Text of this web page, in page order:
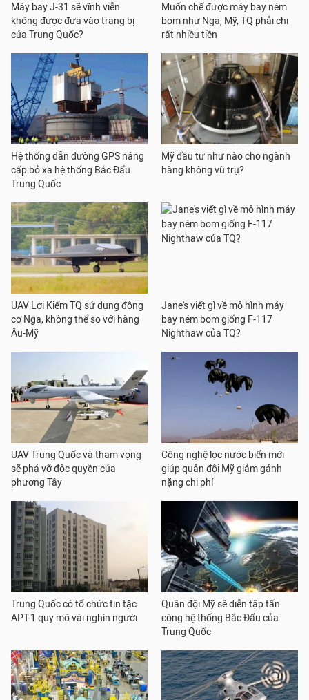
Máy bay J-31 sẽ vĩnh viễn
không được đưa vào trang bị
của Trung Quốc?
Muốn chế được máy bay ném
bom như Nga, Mỹ, TQ phải chi
rất nhiều tiền
Hệ thống dẫn đường GPS nâng
cấp bỏ xa hệ thống Bắc Đẩu
Trung Quốc
Mỹ đầu tư như nào cho ngành
hàng không vũ trụ?
UAV Lợi Kiếm TQ sử dụng động
cơ Nga, không thể so với hàng
Âu-Mỹ
Jane's viết gì về mô hình máy
bay ném bom giống F-117
Nighthaw của TQ?
UAV Trung Quốc và tham vọng
sẽ phá vỡ độc quyền của
phương Tây
Công nghệ lọc nước biển mới
giúp quân đội Mỹ giảm gánh
nặng chi phí
Trung Quốc có tổ chức tin tặc
APT-1 quy mô vài nghìn người
Quân đội Mỹ sẽ diễn tập tấn
công hệ thống Bắc Đẩu của
Trung Quốc